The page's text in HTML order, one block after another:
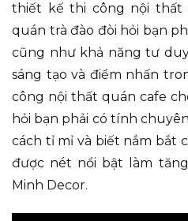
thiết kế thi công nội thất
quán trà đào đòi hỏi bạn
cũng như khả năng tư
sáng tạo và điểm nhấn
công nội thất quán cafe
hỏi bạn phải có tính
cách tỉ mỉ và biết nắm bắt
được nét nổi bật làm
Minh Decor.